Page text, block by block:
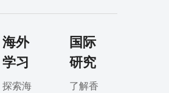
海外
学习
探索海
国际
研究
了解香